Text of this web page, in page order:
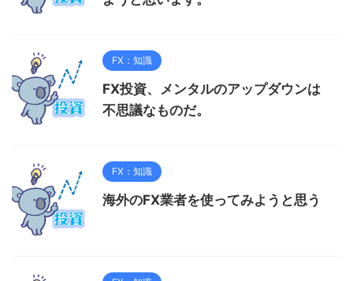
FX：知識
FX投資、メンタルのアップダウンは
不思議なものだ。
FX：知識
海外のFX業者を使ってみようと思う